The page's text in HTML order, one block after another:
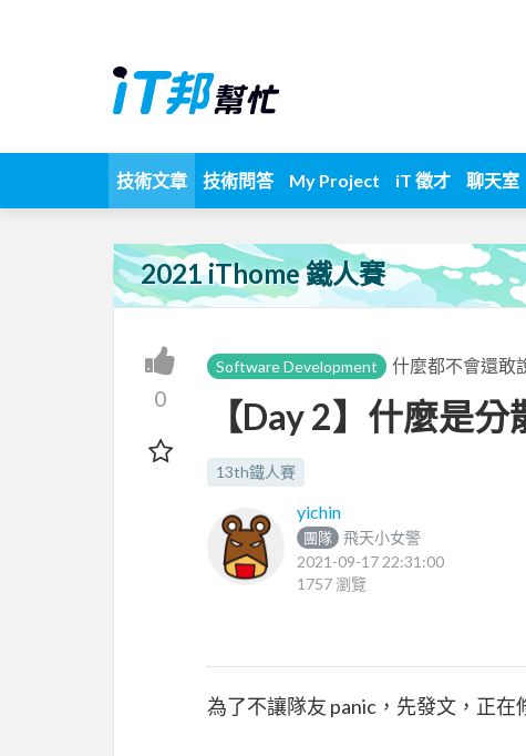
技術文章 技術問答 My Project iT 徵才 聊天室
2021 iThome 鐵人賽
0
Software Development 什麼都不會還敢
【Day 2】什麼是
13th鐵人賽
yichin
團隊
飛天小女警
2021-09-17 22:31:00
1757 瀏覽
為了不讓隊友 panic，先發文，正在